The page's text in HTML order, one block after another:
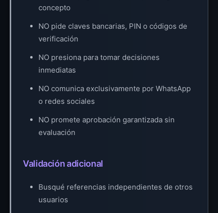
concepto
NO pide claves bancarias, PIN o códigos de
verificación
NO presiona para tomar decisiones
inmediatas
NO comunica exclusivamente por WhatsApp
o redes sociales
NO promete aprobación garantizada sin
evaluación
Validación adicional
Busqué referencias independientes de otros
usuarios